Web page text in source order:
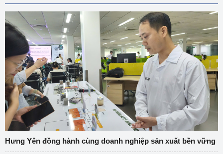
Hưng Yên đồng hành cùng doanh nghiệp sản xuất bền vững